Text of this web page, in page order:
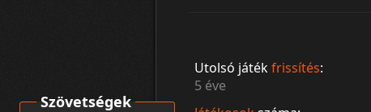
Utolsó játékfrissítés:
5 éve
Szövetségek